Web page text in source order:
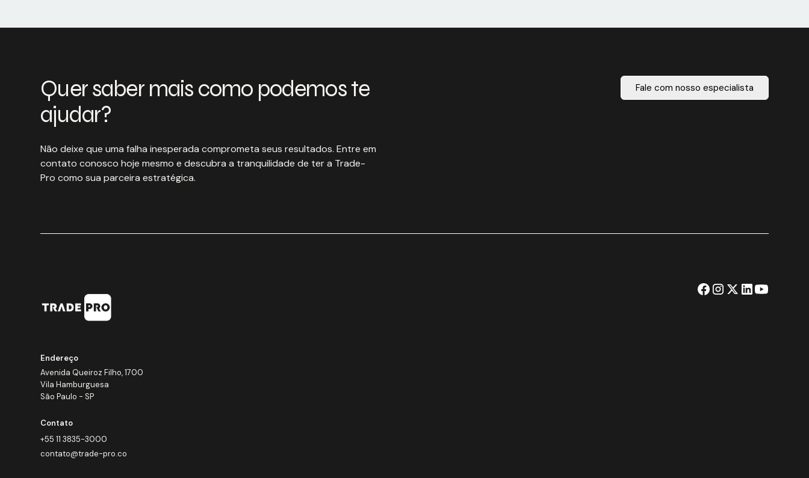
Quer saber mais como podemos te
ajudar?
Não deixe que uma falha inesperada comprometa seus resultados. Entre em
contato conosco hoje mesmo e descubra a tranquilidade de ter a Trade-
Pro como sua parceira estratégica.
Fale com nosso especialista
Endereço
Avenida Queiroz Filho, 1700
Vila Hamburguesa
São Paulo - SP
Contato
+55 11 3835-3000
contato@trade-pro.co